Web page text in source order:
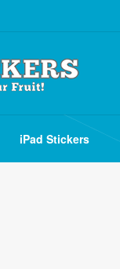
iPad Stickers